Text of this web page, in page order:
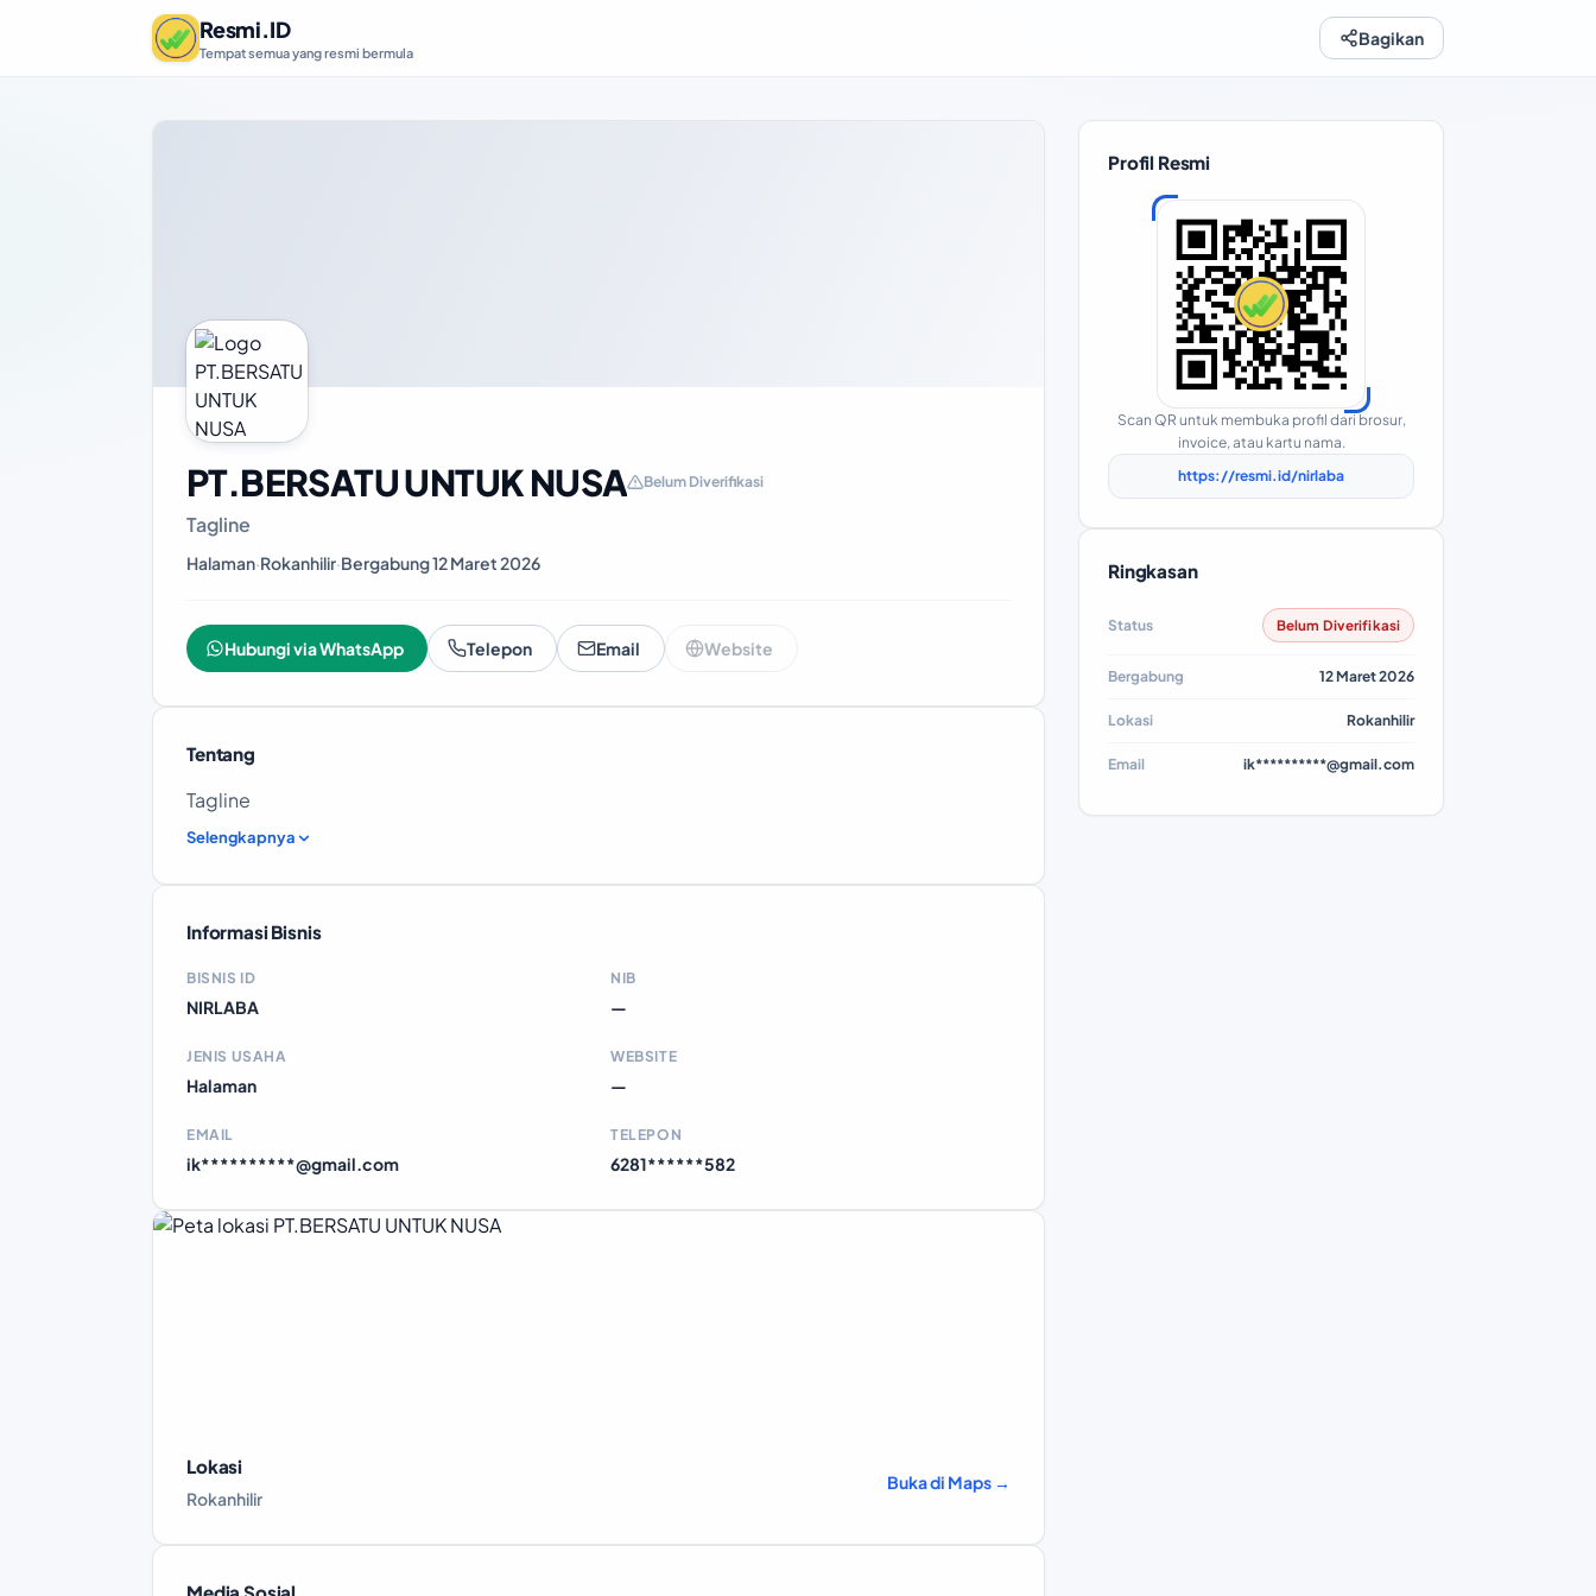
Resmi.ID
Tempat semua yang resmi bermula
Bagikan
PT.BERSATU UNTUK NUSA Belum Diverifikasi
Tagline
Halaman·Rokanhilir·Bergabung 12 Maret 2026
Hubungi via WhatsApp Telepon Email Website
Tentang
Tagline
Selengkapnya
Informasi Bisnis
BISNIS ID
NIRLABA
NIB
—
JENIS USAHA
Halaman
WEBSITE
—
EMAIL
ik**********@gmail.com
TELEPON
6281******582
Lokasi
Rokanhilir
Buka di Maps →
Profil Resmi
Scan QR untuk membuka profil dari brosur,
invoice, atau kartu nama.
https://resmi.id/nirlaba
Ringkasan
Status Belum Diverifikasi
Bergabung 12 Maret 2026
Lokasi Rokanhilir
Email ik**********@gmail.com